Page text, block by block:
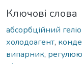
Ключові слова
абсорбційний
холодоагент,
випарник,